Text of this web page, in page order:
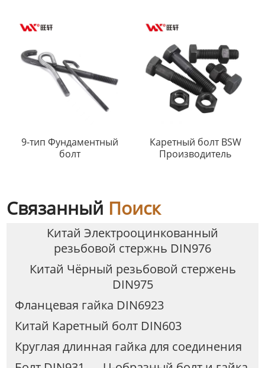
9-тип Фундаментный
болт
Каретный болт BSW
Производитель
Связанный Поиск
Китай Электрооцинкованный
резьбовой стержнь DIN976
Китай Чёрный резьбовой стержень
DIN975
Фланцевая гайка DIN6923
Китай Каретный болт DIN603
Круглая длинная гайка для соединения